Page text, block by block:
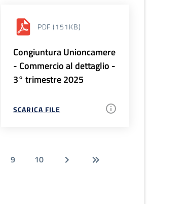
PDF (151KB)
Congiuntura Unioncamere
- Commercio al dettaglio -
3° trimestre 2025
SCARICA FILE
9 10